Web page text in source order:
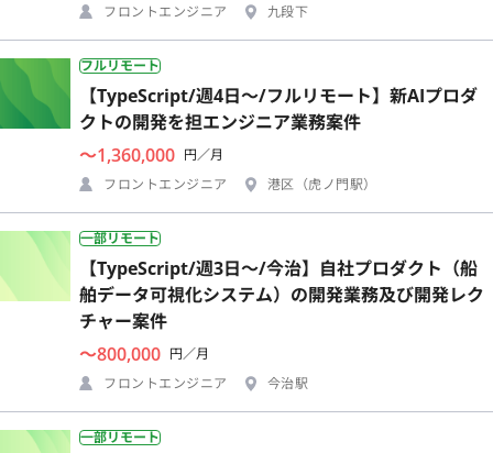
フロントエンジニア
九段下
フルリモート
【TypeScript/週4日〜/フルリモート】新AIプロダ
クトの開発を担エンジニア業務案件
〜1,360,000 円／月
フロントエンジニア
港区（虎ノ門駅）
一部リモート
【TypeScript/週3日〜/今治】自社プロダクト（船
舶データ可視化システム）の開発業務及び開発レク
チャー案件
〜800,000 円／月
フロントエンジニア
今治駅
一部リモート